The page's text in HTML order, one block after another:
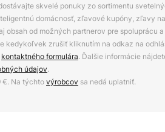
skvelé ponuky zo sortimentu
domácnosť, zľavové kupóny, zľavy
od možných partnerov pre spoluprácu
kedykoľvek zrušiť kliknutím na odkaz na
kontaktného formulára. Ďalšie informácie
údajov.
€. Na týchtovýrobcov sa nedá uplatniť.